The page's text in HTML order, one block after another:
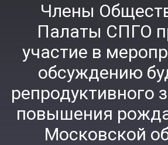
Члены
Палаты СПГО
участие в
обсуждению
репродуктивного
повышения
Московской